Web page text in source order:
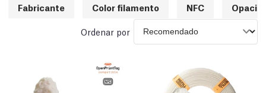
Fabricante
Color filamento NFC
Ordenar por